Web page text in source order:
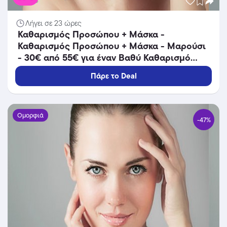
Λήγει σε 23 ώρες
Καθαρισμός Προσώπου + Μάσκα -
Καθαρισμός Προσώπου + Μάσκα - Μαρούσι
- 30€ από 55€ για έναν Βαθύ Καθαρισμό
Προσώπου και μία Mάσκα Άργιλου (Έκπτωση
45%), από το κέντρο αισθητικής
«SilkenCare» στο Μαρούσι!!!
Πάρε το Deal
Ομορφιά -47%